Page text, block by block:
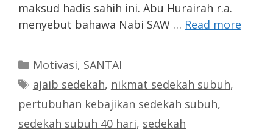
maksud hadis sahih ini. Abu Hurairah r.a.
menyebut bahawa Nabi SAW … Read more
Categories
Motivasi, SANTAI
Tags
ajaib sedekah, nikmat sedekah subuh,
pertubuhan kebajikan sedekah subuh,
sedekah subuh 40 hari, sedekah